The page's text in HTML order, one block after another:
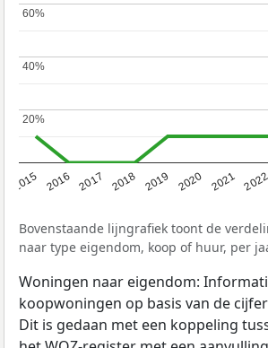
2015 2016 2017 2018 2019 2020 2021 2022
20%
20%
40%
40%
60%
60%
Bovenstaande lijngrafiek toont de
naar type eigendom, koop of huur, per
Woningen naar eigendom:
koopwoningen op basis van de
Dit is gedaan met een koppeling